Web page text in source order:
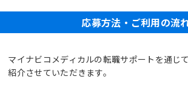
応募方法・ご利用の流
マイナビコメディカルの転職サポートを通じ
紹介させていただきます。